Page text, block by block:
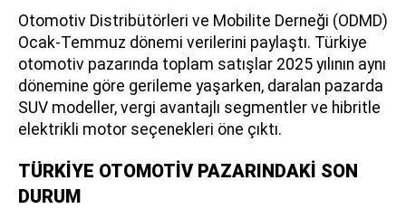
Otomotiv Distribütörleri ve Mobilite Derneği (ODMD)
Ocak-Temmuz dönemi verilerini paylaştı. Türkiye
otomotiv pazarında toplam satışlar 2025 yılının aynı
dönemine göre gerileme yaşarken, daralan pazarda
SUV modeller, vergi avantajlı segmentler ve hibritle
elektrikli motor seçenekleri öne çıktı.
TÜRKİYE OTOMOTİV PAZARINDAKİ SON
DURUM